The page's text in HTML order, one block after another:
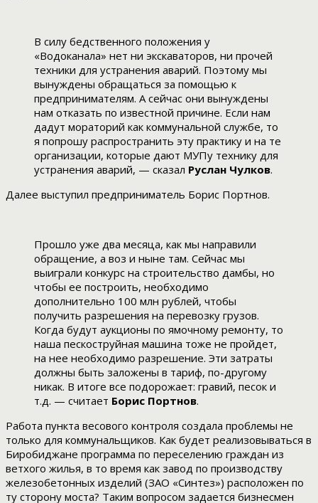
В силу бедственного положения у
«Водоканала» нет ни экскаваторов, ни прочей
техники для устранения аварий. Поэтому мы
вынуждены обращаться за помощью к
предпринимателям. А сейчас они вынуждены
нам отказать по известной причине. Если нам
дадут мораторий как коммунальной службе, то
я попрошу распространить эту практику и на те
организации, которые дают МУПу технику для
устранения аварий, — сказал Руслан Чулков.
Далее выступил предприниматель Борис Портнов.
Прошло уже два месяца, как мы направили
обращение, а воз и ныне там. Сейчас мы
выиграли конкурс на строительство дамбы, но
чтобы ее построить, необходимо
дополнительно 100 млн рублей, чтобы
получить разрешения на перевозку грузов.
Когда будут аукционы по ямочному ремонту, то
наша пескоструйная машина тоже не пройдет,
на нее необходимо разрешение. Эти затраты
должны быть заложены в тариф, по-другому
никак. В итоге все подорожает: гравий, песок и
т.д. — считает Борис Портнов.
Работа пункта весового контроля создала проблемы не
только для коммунальщиков. Как будет реализовываться в
Биробиджане программа по переселению граждан из
ветхого жилья, в то время как завод по производству
железобетонных изделий (ЗАО «Синтез») расположен по
ту сторону моста? Таким вопросом задается бизнесмен